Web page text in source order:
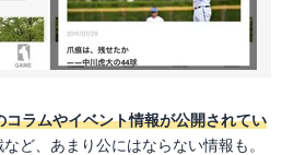
ラムやイベント情報が公開されてい
ど、あまり公にはならない情報も。